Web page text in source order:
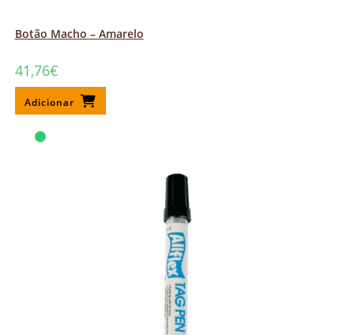
Botão Macho – Amarelo
41,76€
Adicionar